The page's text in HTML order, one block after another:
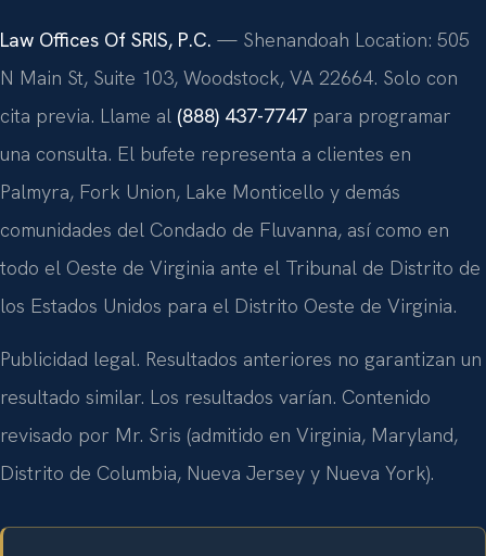
Law Offices Of SRIS, P.C. — Shenandoah Location: 505
N Main St, Suite 103, Woodstock, VA 22664. Solo con
cita previa. Llame al (888) 437-7747 para programar
una consulta. El bufete representa a clientes en
Palmyra, Fork Union, Lake Monticello y demás
comunidades del Condado de Fluvanna, así como en
todo el Oeste de Virginia ante el Tribunal de Distrito de
los Estados Unidos para el Distrito Oeste de Virginia.
Publicidad legal. Resultados anteriores no garantizan un
resultado similar. Los resultados varían. Contenido
revisado por Mr. Sris (admitido en Virginia, Maryland,
Distrito de Columbia, Nueva Jersey y Nueva York).